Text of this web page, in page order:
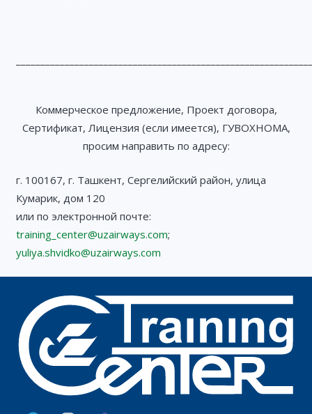
Коммерческое предложение, Проект договора,
Сертификат, Лицензия (если имеется), ГУВОХНОМА,
просим направить по адресу:
г. 100167, г. Ташкент, Сергелийский район, улица
Кумарик, дом 120
или по электронной почте:
training_center@uzairways.com;
yuliya.shvidko@uzairways.com